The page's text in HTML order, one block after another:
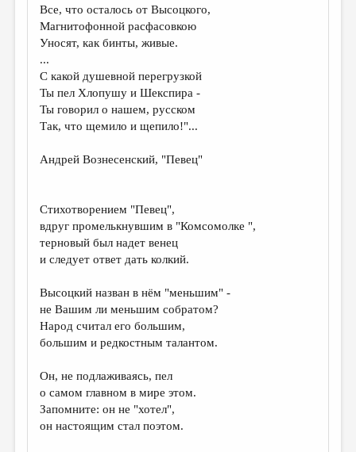
ПЕРЕВОДЫ
КОНКУРСЫ
ДЕТСКАЯ КОМНАТА
КНИЖНАЯ ПОЛКА
ОБЗОР ЛИТЕРАТУРЫ
СТРАНИЦЫ ПАМЯТИ
КОЛОНКА РЕДАКТОРА
РЕДКОЛЛЕГИЯ
ОТ РЕДАКЦИИ
МАЛАЯ ПРОЗА
ЭССЕИСТИКА
ЛИТЕРАТУРОВЕДЕНИЕ
КУЛЬТУРОВЕДЕНИЕ
ПУБЛИЦИСТИКА
РЕЦЕНЗИРОВАНИЕ
Все, что осталось от Высоцкого,
Магнитофонной расфасовкою
Уносят, как бинты, живые.
...
С какой душевной перегрузкой
Ты пел Хлопушу и Шекспира -
Ты говорил о нашем, русском
Так, что щемило и щепило!"...
Андрей Вознесенский, "Певец"
Стихотворением "Певец",
вдруг промелькнувшим в "Комсомолке ",
терновый был надет венец
и следует ответ дать колкий.
Высоцкий назван в нём "меньшим" -
не Вашим ли меньшим собратом?
Народ считал его большим,
большим и редкостным талантом.
Он, не подлаживаясь, пел
о самом главном в мире этом.
Запомните: он не "хотел",
он настоящим стал поэтом.